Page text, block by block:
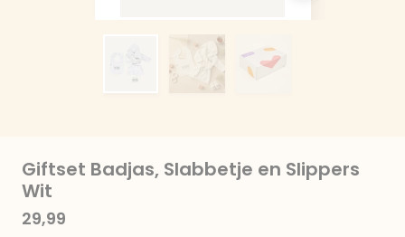
Giftset Badjas, Slabbetje en Slippers
Wit
29,99